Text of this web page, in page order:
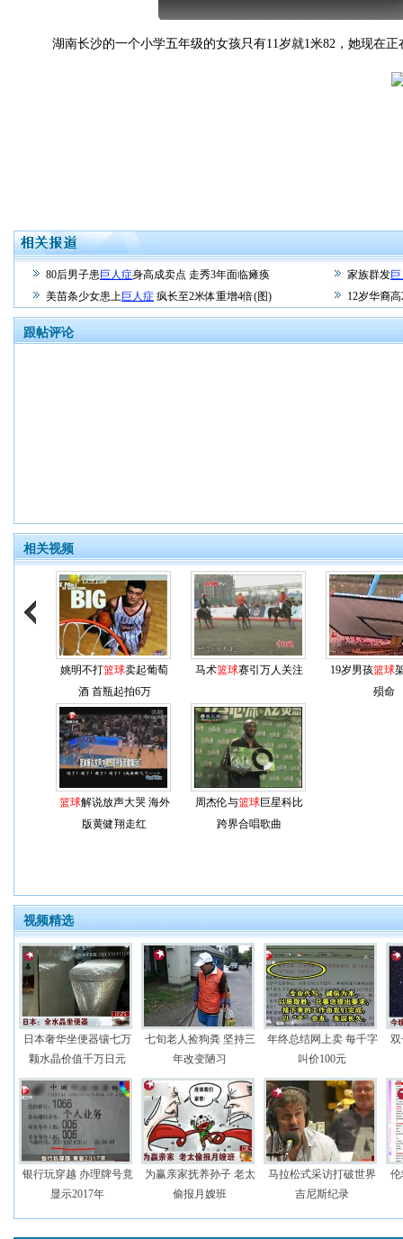
湖南长沙的一个小学五年级的女孩只有11岁就1米82，她现在正
80后男子患 巨人症身高成卖点 走秀3年面临瘫痪 家族群发
美苗条少女患上巨人症 疯长至2米体重增4倍(图) 12岁华裔
跟帖评论
相关视频
姚明不打篮球卖起葡萄
酒 首瓶起拍6万
马术篮球赛引万人关注 19岁男孩篮球
殒命
篮球解说放声大哭 海外
版黄健翔走红
周杰伦与篮球巨星科比
跨界合唱歌曲
视频精选
日本奢华坐便器镶七万
颗水晶价值千万日元
七旬老人捡狗粪 坚持三
年改变陋习
年终总结网上卖 每千字
叫价100元
银行玩穿越 办理牌号竟
显示2017年
为赢亲家抚养孙子 老太
偷报月嫂班
马拉松式采访打破世界
吉尼斯纪录